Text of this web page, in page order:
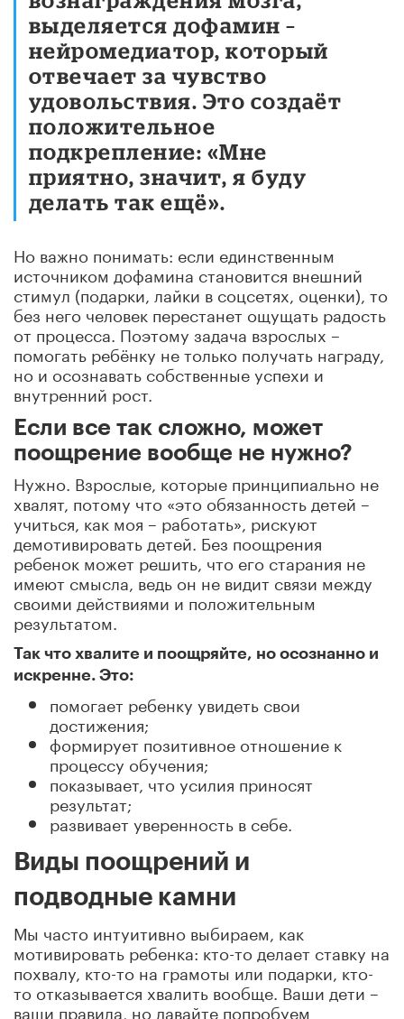
выделяется дофамин –
нейромедиатор, который
отвечает за чувство
удовольствия. Это создаёт
положительное
подкрепление: «Мне
приятно, значит, я буду
делать так ещё».
Но важно понимать: если единственным
источником дофамина становится внешний
стимул (подарки, лайки в соцсетях, оценки), то
без него человек перестанет ощущать радость
от процесса. Поэтому задача взрослых –
помогать ребёнку не только получать награду,
но и осознавать собственные успехи и
внутренний рост.
Если все так сложно, может
поощрение вообще не нужно?
Нужно. Взрослые, которые принципиально не
хвалят, потому что «это обязанность детей –
учиться, как моя – работать», рискуют
демотивировать детей. Без поощрения
ребенок может решить, что его старания не
имеют смысла, ведь он не видит связи между
своими действиями и положительным
результатом.
Так что хвалите и поощряйте, но осознанно и
искренне. Это:
помогает ребенку увидеть свои
достижения;
формирует позитивное отношение к
процессу обучения;
показывает, что усилия приносят
результат;
развивает уверенность в себе.
Виды поощрений и
подводные камни
Мы часто интуитивно выбираем, как
мотивировать ребенка: кто-то делает ставку на
похвалу, кто-то на грамоты или подарки, кто-
то отказывается хвалить вообще. Ваши дети –
ваши правила, но давайте попробуем